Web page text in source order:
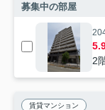
募集中の部屋
2
賃貸マンション